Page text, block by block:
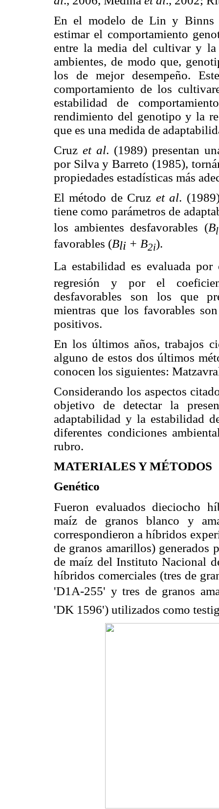
En el modelo de Lin y Binns
estimar el comportamiento
entre la media del cultivar y la
ambientes, de modo que,
los de mejor desempeño.
comportamiento de los
estabilidad de
rendimiento del genotipo y la
que es una medida de
Cruz et al. (1989) presentan
por Silva y Barreto (1985),
propiedades estadísticas más
El método de Cruz et al.
tiene como parámetros de
los ambientes desfavorables (B
favorables (Bli + B2i).
La estabilidad es evaluada
regresión y por el
desfavorables son los que
mientras que los favorables
positivos.
En los últimos años, trabajos
alguno de estos dos últimos
conocen los siguientes:
Considerando los aspectos
objetivo de detectar la
adaptabilidad y la estabilidad
diferentes condiciones
rubro.
MATERIALES Y MÉTODOS
Genético
Fueron evaluados dieciocho
maíz de granos blanco y
correspondieron a híbridos
de granos amarillos) generados
de maíz del Instituto Nacional
híbridos comerciales (tres de
'D1A-255' y tres de granos
'DK 1596') utilizados como